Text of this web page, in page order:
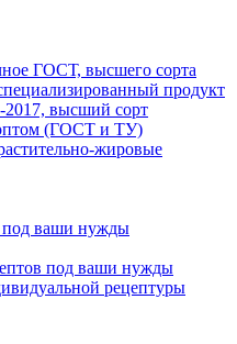
ГОСТ, высшего сорта
продукт
высший сорт
(ГОСТ и ТУ)
жировые
под ваши нужды
под ваши нужды
рецептуры